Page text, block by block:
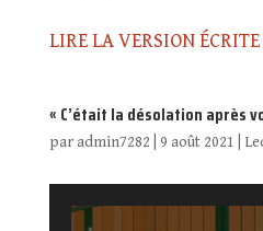
LIRE LA VERSION ÉCRITE
« C’était la désolation après
paradmin7282 9 août 2021